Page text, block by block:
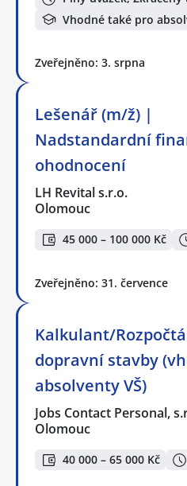
Vhodné také pro
Zveřejněno: 3. srpna
Lešenář (m/ž) |
Nadstandardní
ohodnocení
LH Revital s.r.o.
Olomouc
45 000 – 100 000 Kč
Zveřejněno: 31. července
Kalkulant/
dopravní stavby
absolventy VŠ)
Jobs Contact Personal,
Olomouc
40 000 – 65 000 Kč